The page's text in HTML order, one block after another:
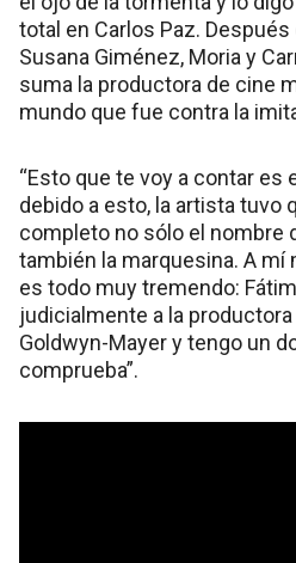
total en Carlos Paz.
Susana Giménez, Moria y
suma la productora de cine
mundo que fue contra la
“Esto que te voy a contar es
debido a esto, la artista tuvo
completo no sólo el nombre
también la marquesina. A mí
es todo muy tremendo:
judicialmente a la
Goldwyn-Mayer y tengo un
comprueba”.